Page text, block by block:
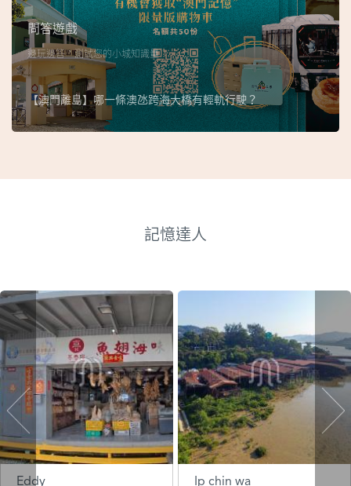
問答遊戲
邊玩邊答，測試您的小城知識量
【澳門離島】哪一條澳氹跨海大橋有輕軌行駛？
記憶達人
Eddy Ip chin wa